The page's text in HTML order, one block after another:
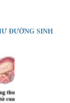
ĐƯỜNG SINH